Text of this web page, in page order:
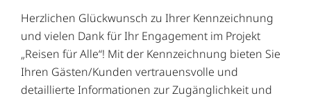
Herzlichen Glückwunsch zu Ihrer Kennzeichnung
und vielen Dank für Ihr Engagement im Projekt
„Reisen für Alle“! Mit der Kennzeichnung bieten Sie
Ihren Gästen/Kunden vertrauensvolle und
detaillierte Informationen zur Zugänglichkeit und